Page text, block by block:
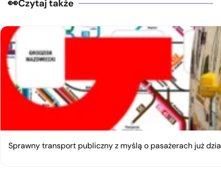
Czytaj także
Sprawny transport publiczny z myślą o pasażerach już